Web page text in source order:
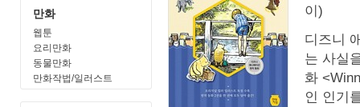
만화
웹툰
요리만화
동물만화
만화작법/일러스트
이)
디즈니
는 사실
화
인 인기